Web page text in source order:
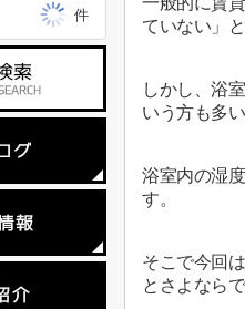
ていない」
しかし、浴
いう方も多
浴室内の湿
す。
そこで今回
とさよなら
件